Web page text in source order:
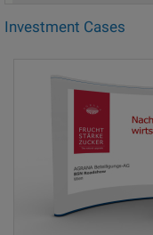
Investment Cases